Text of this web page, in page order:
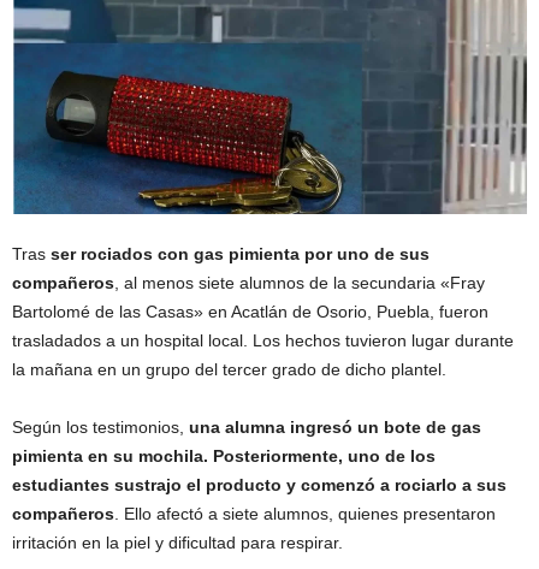
Tras ser rociados con gas pimienta por uno de sus
compañeros , al menos siete alumnos de la secundaria «Fray
Bartolomé de las Casas» en Acatlán de Osorio, Puebla, fueron
trasladados a un hospital local. Los hechos tuvieron lugar durante
la mañana en un grupo del tercer grado de dicho plantel.
Según los testimonios, una alumna ingresó un bote de gas
pimienta en su mochila. Posteriormente, uno de los
estudiantes sustrajo el producto y comenzó a rociarlo a sus
compañeros . Ello afectó a siete alumnos, quienes presentaron
irritación en la piel y dificultad para respirar.